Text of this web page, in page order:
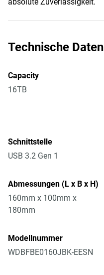
Technische Daten
Capacity
16TB
Schnittstelle
USB 3.2 Gen 1
Abmessungen (L x B x H)
160mm x 100mm x
180mm
Modellnummer
WDBFBE0160JBK-EESN